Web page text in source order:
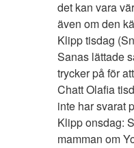
det kan vara
även om den
Klipp tisdag
Sanas lättade
trycker på för
Chatt Olafia
inte har svarat
Klipp onsdag:
mamman om